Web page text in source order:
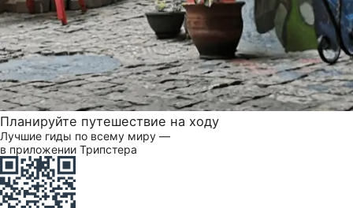
Планируйте путешествие на ходу
Лучшие гиды по всему миру —
в приложении Трипстера